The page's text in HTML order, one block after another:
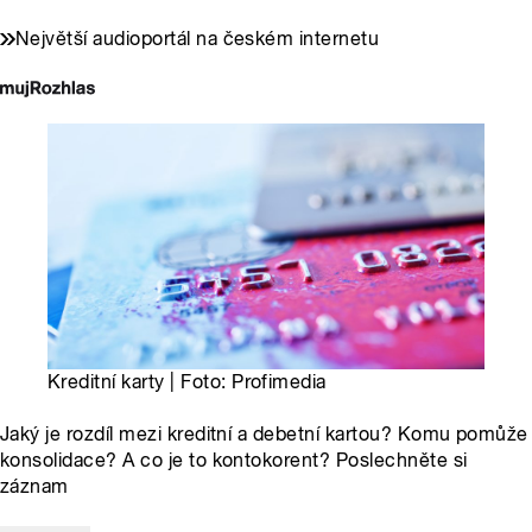
Největší audioportál na českém internetu
Kreditní karty | Foto: Profimedia
Jaký je rozdíl mezi kreditní a debetní kartou? Komu pomůže
konsolidace? A co je to kontokorent? Poslechněte si
záznam